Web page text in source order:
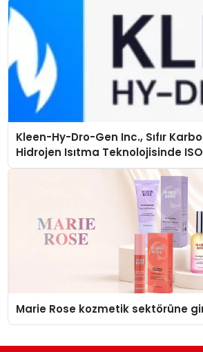
Kleen-Hy-Dro-Gen Inc., Sıfır
Hidrojen Isıtma Teknolojisinde
Düzenleyici Onaylarını Aldı
Marie Rose kozmetik sektörüne